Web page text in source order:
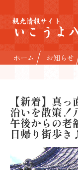
観光情報サイト
いこうよ
ホーム お知らせ
【新着】真
沿いを散策！
午後からの老
日帰り街歩